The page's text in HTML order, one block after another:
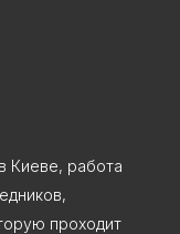
Киеве, работа
проходит